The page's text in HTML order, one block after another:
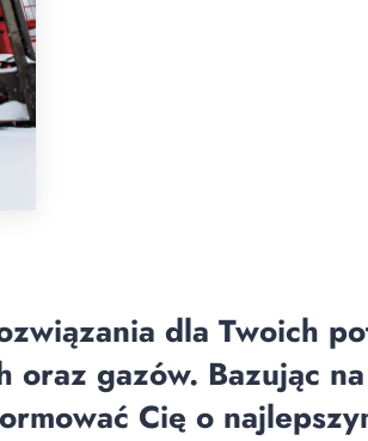
dla Twoich
oraz gazów. Bazując
Cię o